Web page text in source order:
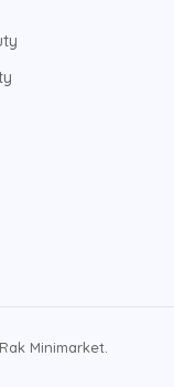
Minimarket.